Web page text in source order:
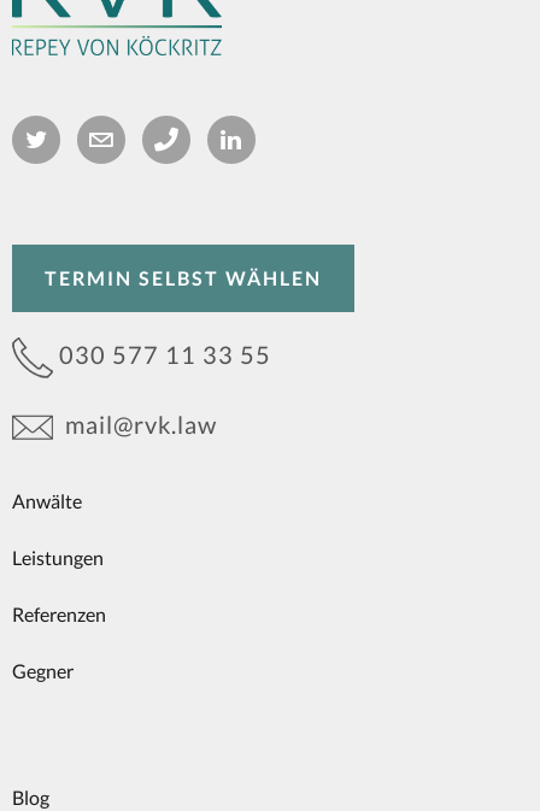
Anwälte
Leistungen
Referenzen
Gegner
Blog
TERMIN SELBST WÄHLEN
030 577 11 33 55
mail@rvk.law